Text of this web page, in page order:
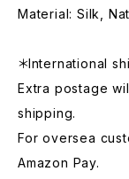
Material: Silk,
＊International
Extra postage
shipping.
For oversea
Amazon Pay.